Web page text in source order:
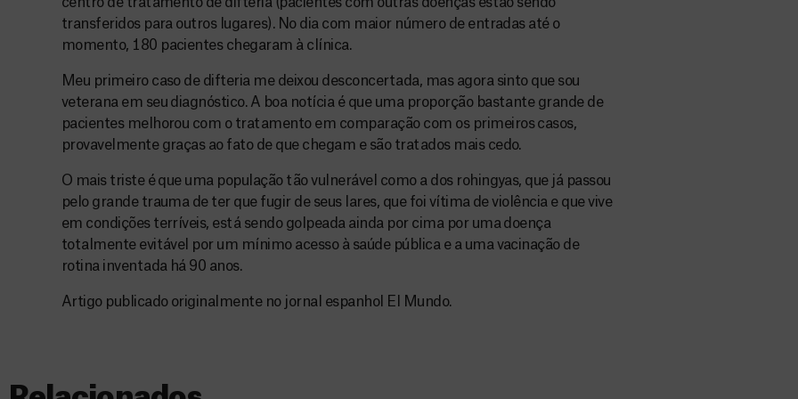
transferidos para outros lugares). No dia com maior número de entradas até o
momento, 180 pacientes chegaram à clínica.
Meu primeiro caso de difteria me deixou desconcertada, mas agora sinto que sou
veterana em seu diagnóstico. A boa notícia é que uma proporção bastante grande de
pacientes melhorou com o tratamento em comparação com os primeiros casos,
provavelmente graças ao fato de que chegam e são tratados mais cedo.
O mais triste é que uma população tão vulnerável como a dos rohingyas, que já passou
pelo grande trauma de ter que fugir de seus lares, que foi vítima de violência e que vive
em condições terríveis, está sendo golpeada ainda por cima por uma doença
totalmente evitável por um mínimo acesso à saúde pública e a uma vacinação de
rotina inventada há 90 anos.
Artigo publicado originalmente no jornal espanhol El Mundo.